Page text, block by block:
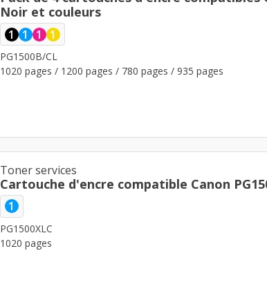
Noir et couleurs
1 1 1 1
PG1500B/CL
1020 pages / 1200 pages / 780 pages / 935 pages
Toner services
Cartouche d'encre compatible Canon
1
PG1500XLC
1020 pages